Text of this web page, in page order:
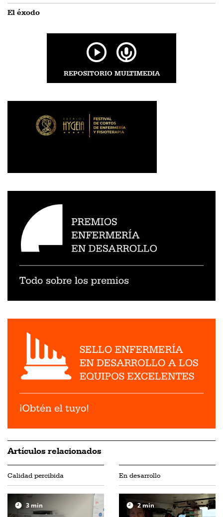
El éxodo
REPOSITORIO MULTIMEDIA
Artículos relacionados
Calidad percibida
3 min
En desarrollo
2min